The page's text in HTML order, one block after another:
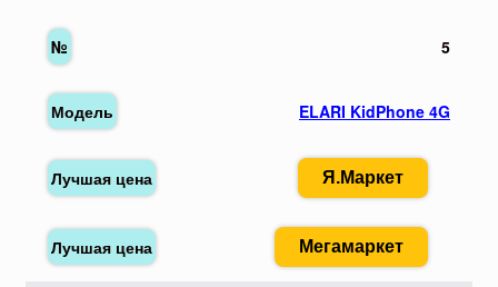
5
ELARI KidPhone 4G
Я.Маркет
Мегамаркет